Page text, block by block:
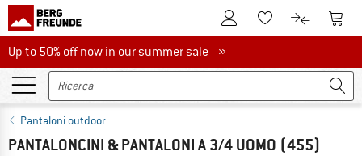
Al conto clienteAlla lista
Al Al
Up to 50% off now in our summer sale
Up to 50% off now in our summer sale »
Pantaloni outdoor
PANTALONCINI & PANTALONI A 3/4 UOMO (455)